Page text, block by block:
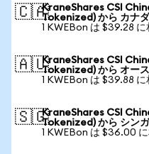
🇨🇦KraneShares CSI
Tokenized) から カナ
1 KWEBon は $39.28 に
🇦🇺KraneShares CSI
Tokenized) から オー
1 KWEBon は $39.88 に
🇸🇬KraneShares CSI
Tokenized) から シン
1 KWEBon は $36.00 に